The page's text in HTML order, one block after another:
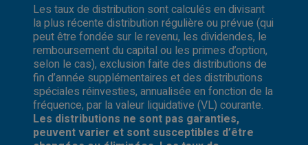
Les taux de distribution sont calculés en divisant
la plus récente distribution régulière ou prévue (qui
peut être fondée sur le revenu, les dividendes, le
remboursement du capital ou les primes d’option,
selon le cas), exclusion faite des distributions de
fin d’année supplémentaires et des distributions
spéciales réinvesties, annualisée en fonction de la
fréquence, par la valeur liquidative (VL) courante.
Les distributions ne sont pas garanties,
peuvent varier et sont susceptibles d’être